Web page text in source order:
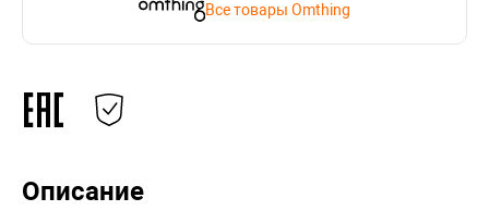
Все товары Omthing
Описание